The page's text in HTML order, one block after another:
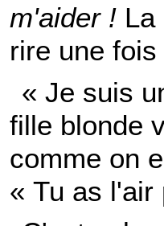
m'aider !
rire une
« Je suis
fille blonde
comme on
« Tu as l'air